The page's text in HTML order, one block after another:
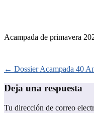
Acampada de primavera
Navegación
de
entradas
← Dossier Acampada 40
Deja una respuesta
Tu dirección de correo